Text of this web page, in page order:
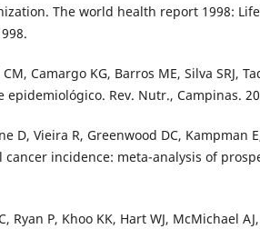
The world health report 1998:
Camargo KG, Barros ME, Silva SRJ,
epidemiológico. Rev. Nutr., Campinas.
D, Vieira R, Greenwood DC, Kampman
incidence: meta-analysis of
Ryan P, Khoo KK, Hart WJ, McMichael